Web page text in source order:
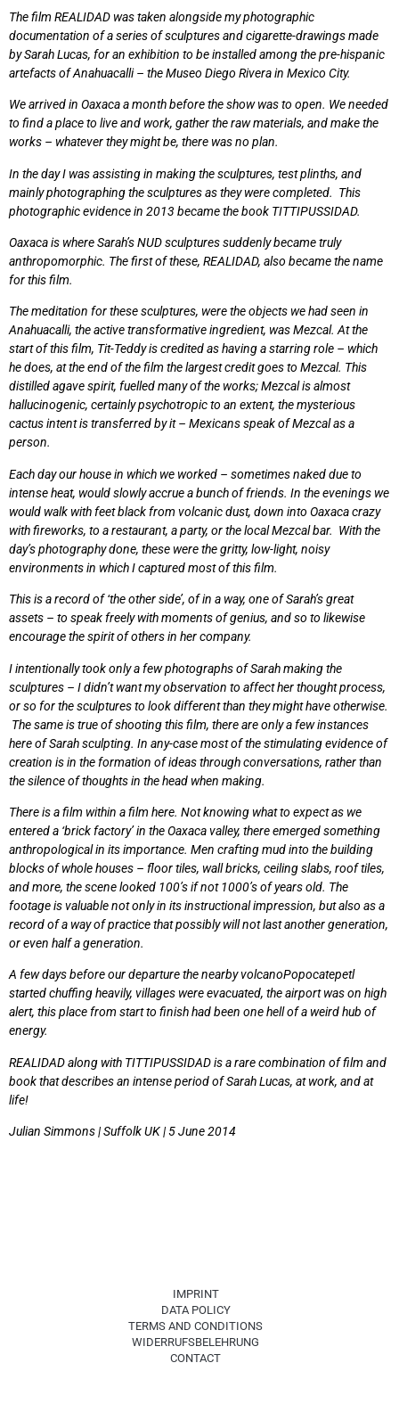
The film REALIDAD was taken alongside my photographic
documentation of a series of sculptures and cigarette-drawings made
by Sarah Lucas, for an exhibition to be installed among the pre-hispanic
artefacts of Anahuacalli – the Museo Diego Rivera in Mexico City.
We arrived in Oaxaca a month before the show was to open. We needed
to find a place to live and work, gather the raw materials, and make the
works – whatever they might be, there was no plan.
In the day I was assisting in making the sculptures, test plinths, and
mainly photographing the sculptures as they were completed. This
photographic evidence in 2013 became the book TITTIPUSSIDAD.
Oaxaca is where Sarah’s NUD sculptures suddenly became truly
anthropomorphic. The first of these, REALIDAD, also became the name
for this film.
The meditation for these sculptures, were the objects we had seen in
Anahuacalli, the active transformative ingredient, was Mezcal. At the
start of this film, Tit-Teddy is credited as having a starring role – which
he does, at the end of the film the largest credit goes to Mezcal. This
distilled agave spirit, fuelled many of the works; Mezcal is almost
hallucinogenic, certainly psychotropic to an extent, the mysterious
cactus intent is transferred by it – Mexicans speak of Mezcal as a
person.
Each day our house in which we worked – sometimes naked due to
intense heat, would slowly accrue a bunch of friends. In the evenings we
would walk with feet black from volcanic dust, down into Oaxaca crazy
with fireworks, to a restaurant, a party, or the local Mezcal bar. With the
day’s photography done, these were the gritty, low-light, noisy
environments in which I captured most of this film.
This is a record of ‘the other side’, of in a way, one of Sarah’s great
assets – to speak freely with moments of genius, and so to likewise
encourage the spirit of others in her company.
I intentionally took only a few photographs of Sarah making the
sculptures – I didn’t want my observation to affect her thought process,
or so for the sculptures to look different than they might have otherwise.
The same is true of shooting this film, there are only a few instances
here of Sarah sculpting. In any-case most of the stimulating evidence of
creation is in the formation of ideas through conversations, rather than
the silence of thoughts in the head when making.
There is a film within a film here. Not knowing what to expect as we
entered a ‘brick factory’ in the Oaxaca valley, there emerged something
anthropological in its importance. Men crafting mud into the building
blocks of whole houses – floor tiles, wall bricks, ceiling slabs, roof tiles,
and more, the scene looked 100’s if not 1000’s of years old. The
footage is valuable not only in its instructional impression, but also as a
record of a way of practice that possibly will not last another generation,
or even half a generation.
A few days before our departure the nearby volcanoPopocatepetl
started chuffing heavily, villages were evacuated, the airport was on high
alert, this place from start to finish had been one hell of a weird hub of
energy.
REALIDAD along with TITTIPUSSIDAD is a rare combination of film and
book that describes an intense period of Sarah Lucas, at work, and at
life!
Julian Simmons | Suffolk UK | 5 June 2014
IMPRINT
DATA POLICY
TERMS AND CONDITIONS
WIDERRUFSBELEHRUNG
CONTACT